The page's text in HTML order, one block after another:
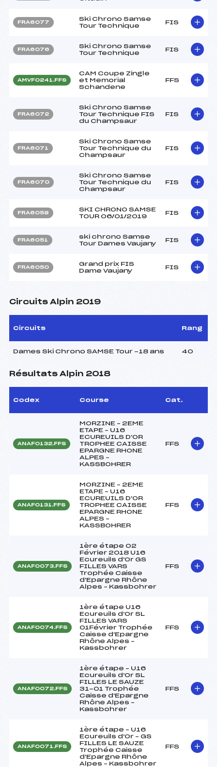
FRA6077
Ski Chrono Samse
Tour Technique
FIS
FRA6076
Ski Chrono Samse
Tour Technique
FIS
AMVF0241.FFS
CAM Coupe Zingle
et Memorial
Schandene
FFS
FRA6072
Ski Chrono Samse
Tour Technique FIS
du Champsaur
FIS
FRA6071
Ski Chrono Samse
Tour Technique du
Champsaur
FIS
FRA6070
Ski Chrono Samse
Tour Technique du
Champsaur
FIS
FRA6058
SKI CHRONO SAMSE
TOUR 06/01/2019
FIS
FRA6051
ski chrono Samse
Tour Dames Vaujany
FIS
FRA6050
Grand prix FIS
Dame Vaujany
FIS
Circuits Alpin 2019
Circuits Rang
Dames Ski Chrono SAMSE Tour -18 ans 40
Résultats Alpin 2018
Codex Course Cat.
ANAF0132.FFS
MORZINE – 2EME
ETAPE – U16
ECUREUILS D'OR
TROPHEE CAISSE
EPARGNE RHONE
ALPES –
KASSBOHRER
FFS
ANAF0131.FFS
MORZINE – 2EME
ETAPE – U16
ECUREUILS D'OR
TROPHEE CAISSE
EPARGNE RHONE
ALPES –
KASSBOHRER
FFS
ANAF0073.FFS
1ère étape 02
Février 2018 U16
Ecureuils d'Or GS
FILLES VARS
Trophée Caisse
d'Epargne Rhône
Alpes – Kassbohrer
FFS
ANAF0074.FFS
1ère étape U16
Ecureuils d'Or SL
FILLES VARS
01Février Trophée
Caisse d'Epargne
Rhône Alpes –
Kassbohrer
FFS
ANAF0072.FFS
1ère étape – U16
Ecureuils d'Or SL
FILLES LE SAUZE
31-01 Trophée
Caisse d'Epargne
Rhône Alpes –
Kassbohrer
FFS
ANAF0071.FFS
1ère étape – U16
Ecureuils d'Or – GS
FILLES LE SAUZE
Trophée Caisse
d'Epargne Rhône
Alpes – Kassbohrer
FFS